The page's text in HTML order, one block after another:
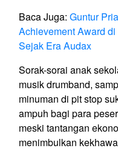
Baca Juga: Guntur
Achievement Award
Sejak Era Audax
Sorak-sorai anak
musik drumband,
minuman di pit stop
ampuh bagi para
meski tantangan
menimbulkan